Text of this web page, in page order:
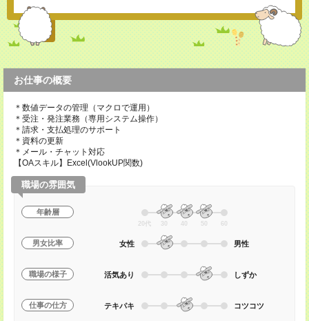
お仕事の概要
＊数値データの管理（マクロで運用）
＊受注・発注業務（専用システム操作）
＊請求・支払処理のサポート
＊資料の更新
＊メール・チャット対応
【OAスキル】Excel(VlookUP関数)
職場の雰囲気
年齢層
20代 30 40 50 60
男女比率 女性 男性
職場の様子 活気あり しずか
仕事の仕方 テキパキ コツコツ